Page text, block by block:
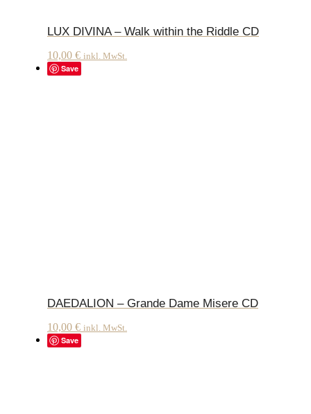
LUX DIVINA – Walk within the Riddle CD
10,00 € inkl. MwSt.
Save
DAEDALION – Grande Dame Misere CD
10,00 € inkl. MwSt.
Save